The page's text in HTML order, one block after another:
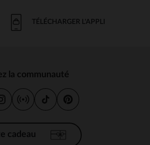
TÉLÉCHARGER L'APPLI
la communauté
cadeau